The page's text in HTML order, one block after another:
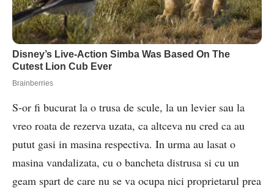
S-or fi bucurat la o trusa de scule, la un levier sau la
vreo roata de rezerva uzata, ca altceva nu cred ca au
putut gasi in masina respectiva. In urma au lasat o
masina vandalizata, cu o bancheta distrusa si cu un
geam spart de care nu se va ocupa nici proprietarul prea